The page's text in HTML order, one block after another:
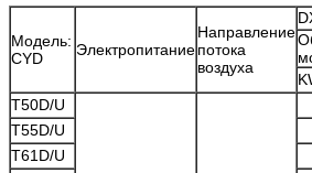
Модель:
CYD
Электропитание
Направление
потока
воздуха
T50D/U
T55D/U
T61D/U